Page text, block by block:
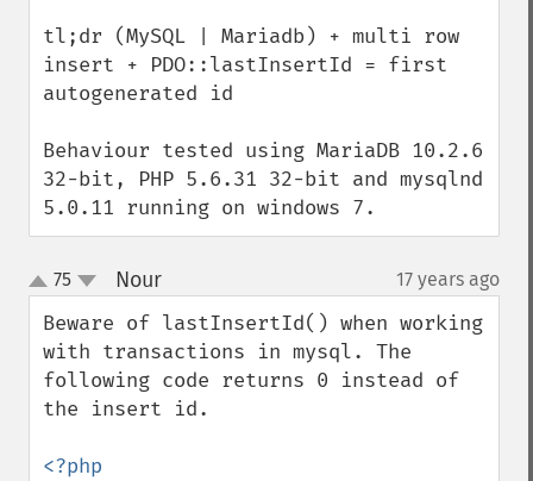
tl;dr (MySQL | Mariadb) + multi row
insert + PDO::lastInsertId = first
autogenerated id
Behaviour tested using MariaDB 10.2.6
32-bit, PHP 5.6.31 32-bit and mysqlnd
5.0.11 running on windows 7.
up
down
75 Nour¶ 17 years ago
Beware of lastInsertId() when working
with transactions in mysql. The
following code returns 0 instead of
the insert id.